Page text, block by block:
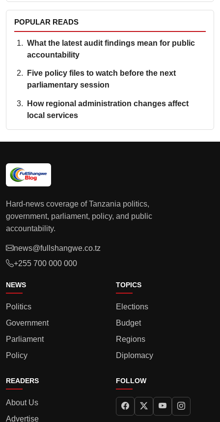
POPULAR READS
What the latest audit findings mean for public
accountability
Five policy files to watch before the next
parliamentary session
How regional administration changes affect
local services
Hard-news coverage of Tanzania politics,
government, parliament, policy, and public
accountability.
news@fullshangwe.co.tz
+255 700 000 000
NEWS
Politics
Government
Parliament
Policy
TOPICS
Elections
Budget
Regions
Diplomacy
READERS
About Us
Advertise
FOLLOW